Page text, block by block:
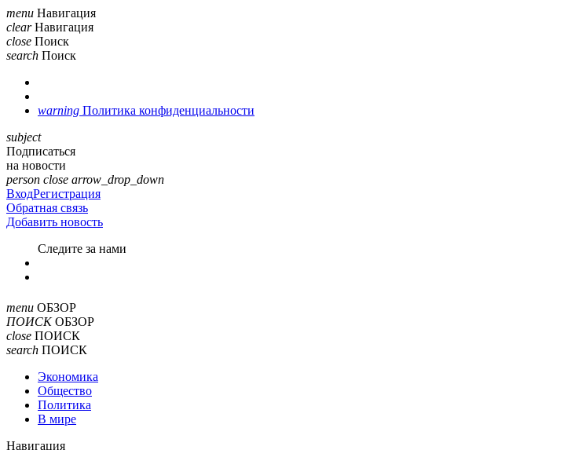
menu Навигация
clear Навигация
close Поиск
search Поиск
warning Политика конфиденциальности
subject
Подписаться
на новости
person close arrow_drop_down
ВходРегистрация
Обратная связь
Добавить новость
Cледите за нами
menu ОБЗОР
ПОИСК ОБЗОР
close ПОИСК
search ПОИСК
Экономика
Общество
Политика
В мире
Навигация